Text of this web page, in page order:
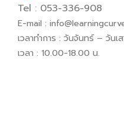
Tel : 053-336-908
E-mail :
เวลาทำการ : วันจันทร์ – วันเ
เวลา : 10.00-18.00 น.